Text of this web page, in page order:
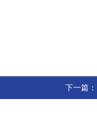
下一篇：